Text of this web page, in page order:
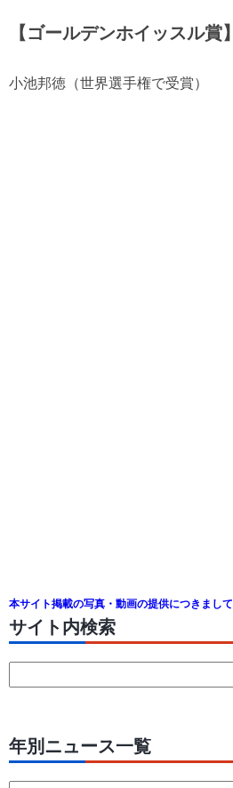
【ゴールデンホイッスル賞】
小池邦徳（世界選手権で受賞）
本サイト掲載の写真・動画の提供につきまして
サイト内検索
年別ニュース一覧